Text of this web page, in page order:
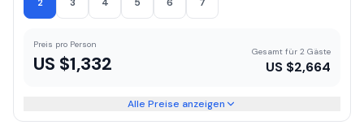
Preis pro Person
US $1,332
Gesamt für 2 Gäste
US $2,664
Alle Preise anzeigen